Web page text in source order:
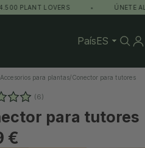
LOVERS • ÚNETE AL CLUB
País
Accesorios para plantas/Conector para tutores
(6)
para tutores
€